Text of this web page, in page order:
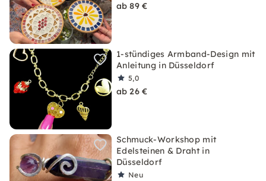
ab 89 €
1-stündiges Armband-Design mit
Anleitung in Düsseldorf
5,0
ab 26 €
Schmuck-Workshop mit
Edelsteinen & Draht in
Düsseldorf
Neu